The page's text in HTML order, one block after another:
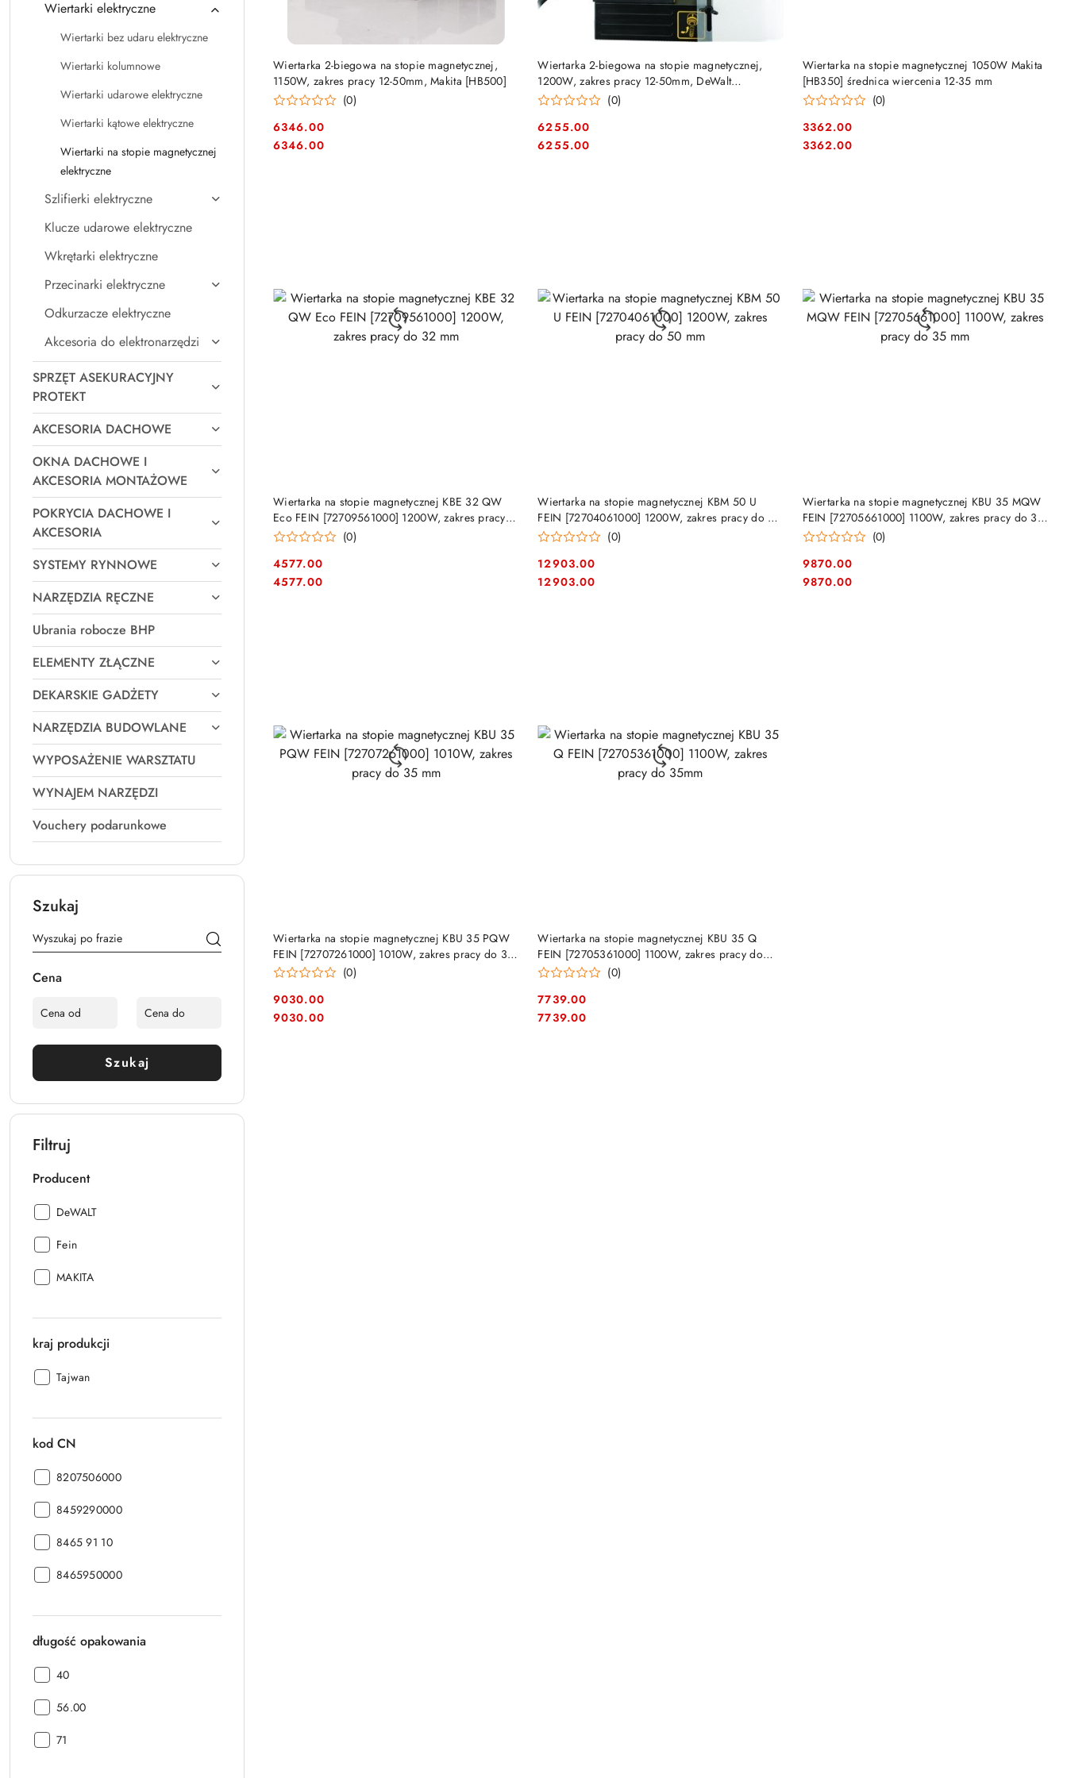
Wiertarki elektryczne
Wiertarki bez udaru elektryczne
Wiertarki kolumnowe
Wiertarki udarowe elektryczne
Wiertarki kątowe elektryczne
Wiertarki na stopie magnetycznej
elektryczne
Szlifierki elektryczne
Klucze udarowe elektryczne
Wkrętarki elektryczne
Przecinarki elektryczne
Odkurzacze elektryczne
Akcesoria do elektronarzędzi
SPRZĘT ASEKURACYJNY
PROTEKT
AKCESORIA DACHOWE
OKNA DACHOWE I
AKCESORIA MONTAŻOWE
POKRYCIA DACHOWE I
AKCESORIA
SYSTEMY RYNNOWE
NARZĘDZIA RĘCZNE
Ubrania robocze BHP
ELEMENTY ZŁĄCZNE
DEKARSKIE GADŻETY
NARZĘDZIA BUDOWLANE
WYPOSAŻENIE WARSZTATU
WYNAJEM NARZĘDZI
Vouchery podarunkowe
Szukaj
Cena
Szukaj
Filtruj
Producent
Producent:
DeWALT
Producent:
Fein
Producent:
MAKITA
kraj produkcji
kraj
Tajwan
kod CN
kod
8207506000
kod
8459290000
kod
8465 91 10
kod
8465950000
długość opakowania
długość
40
długość
56.00
długość
71
Wiertarka 2-biegowa na stopie magnetycznej,
1150W, zakres pracy 12-50mm, Makita [HB500]
(0)
Cena:
6346.00
Cena:
6346.00
PRODUKT NIEDOSTĘPNY
Wiertarka 2-biegowa na stopie magnetycznej,
1200W, zakres pracy 12-50mm, DeWalt
[DWE1622K-QS]
(0)
Cena:
6255.00
Cena:
6255.00
PRODUKT NIEDOSTĘPNY
Wiertarka na stopie magnetycznej 1050W Makita
[HB350] średnica wiercenia 12-35 mm
(0)
Cena:
3362.00
Cena:
3362.00
PRODUKT NIEDOSTĘPNY
Wiertarka na stopie magnetycznej KBE 32 QW
Eco FEIN [72709561000] 1200W, zakres pracy
do 32 mm
(0)
Cena:
4577.00
Cena:
4577.00
PRODUKT NIEDOSTĘPNY
Wiertarka na stopie magnetycznej KBM 50 U
FEIN [72704061000] 1200W, zakres pracy do 50
mm
(0)
Cena:
12903.00
Cena:
12903.00
PRODUKT NIEDOSTĘPNY
Wiertarka na stopie magnetycznej KBU 35 MQW
FEIN [72705661000] 1100W, zakres pracy do 35
mm
(0)
Cena:
9870.00
Cena:
9870.00
PRODUKT NIEDOSTĘPNY
Wiertarka na stopie magnetycznej KBU 35 PQW
FEIN [72707261000] 1010W, zakres pracy do 35
mm
(0)
Cena:
9030.00
Cena:
9030.00
Wiertarka na stopie magnetycznej KBU 35 Q
FEIN [72705361000] 1100W, zakres pracy do
35mm
(0)
Cena:
7739.00
Cena:
7739.00